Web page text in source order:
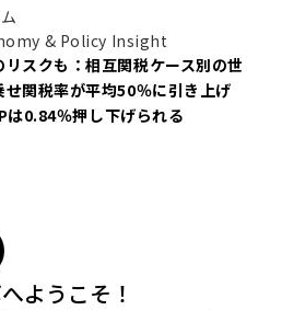
& Policy Insight
スクも：相互関税ケース別の世
関税率が平均50％に引き上げ
は0.84％押し下げられる
ようこそ！